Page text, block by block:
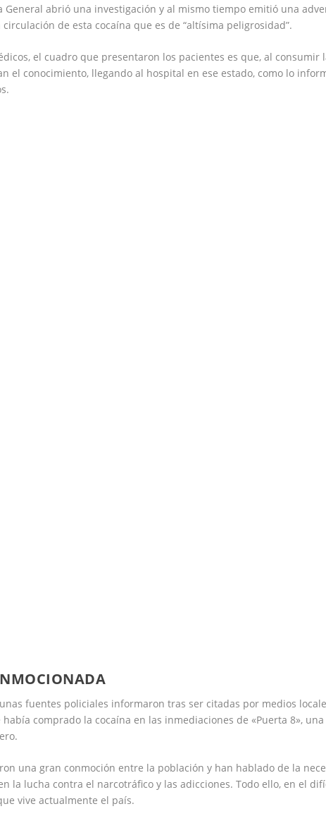
General abrió una investigación y al mismo tiempo emitió una
de esta cocaína que es de “altísima peligrosidad”.
el cuadro que presentaron los pacientes es que, al consumir
el conocimiento, llegando al hospital en ese estado, como lo
fuentes policiales informaron tras ser citadas por medios
comprado la cocaína en las inmediaciones de «Puerta 8»,
una gran conmoción entre la población y han hablado de la
la lucha contra el narcotráfico y las adicciones. Todo ello, en el
vive actualmente el país.